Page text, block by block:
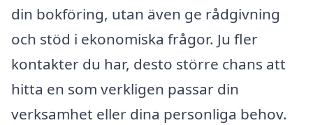
din bokföring, utan även ge rådgivning
och stöd i ekonomiska frågor. Ju fler
kontakter du har, desto större chans att
hitta en som verkligen passar din
verksamhet eller dina personliga behov.